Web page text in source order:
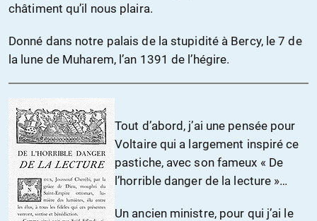
châtiment qu’il nous plaira.
Donné dans notre palais de la stupidité à Bercy, le 7 de
la lune de Muharem, l’an 1391 de l’hégire.
Tout d’abord, j’ai une pensée pour
Voltaire qui a largement inspiré ce
pastiche, avec son fameux « De
l’horrible danger de la lecture »…
Un ancien ministre, pour qui j’ai le